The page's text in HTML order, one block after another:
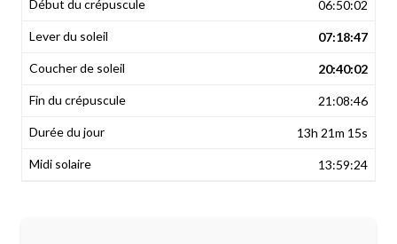
06:50:02
07:18:47
20:40:02
21:08:46
13h 21m 15s
13:59:24